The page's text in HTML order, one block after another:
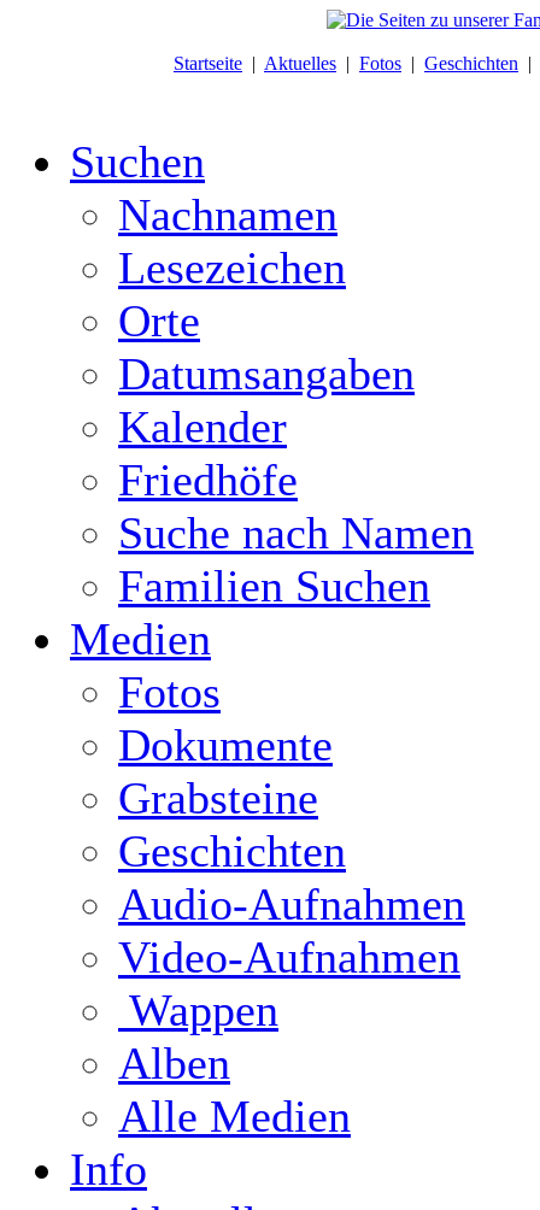
Startseite | Aktuelles | Fotos | Geschichten |
Suchen
Nachnamen
Lesezeichen
Orte
Datumsangaben
Kalender
Friedhöfe
Suche nach Namen
Familien Suchen
Medien
Fotos
Dokumente
Grabsteine
Geschichten
Audio-Aufnahmen
Video-Aufnahmen
Wappen
Alben
Alle Medien
Info